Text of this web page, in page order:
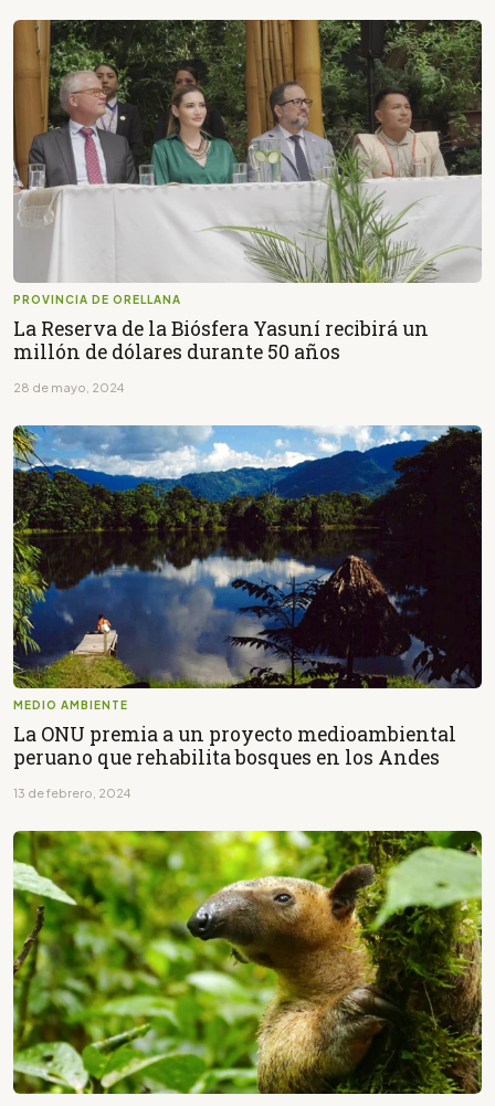
PROVINCIA DE ORELLANA
La Reserva de la Biósfera Yasuní recibirá un
millón de dólares durante 50 años
28 de mayo, 2024
MEDIO AMBIENTE
La ONU premia a un proyecto medioambiental
peruano que rehabilita bosques en los Andes
13 de febrero, 2024